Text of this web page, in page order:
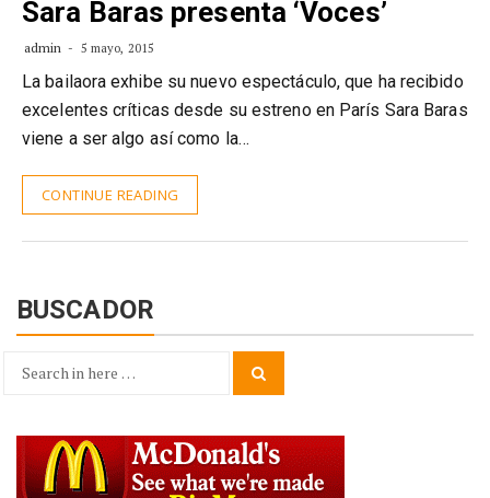
Sara Baras presenta ‘Voces’
admin 5 mayo, 2015
La bailaora exhibe su nuevo espectáculo, que ha recibido
excelentes críticas desde su estreno en París Sara Baras
viene a ser algo así como la…
CONTINUE READING
BUSCADOR
Search